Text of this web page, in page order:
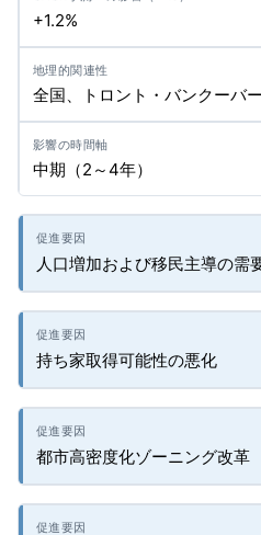
+1.2%
全国、トロント・バンクーバ
中期（2～4年）
人口増加および移民主導の需
持ち家取得可能性の悪化
都市高密度化ゾーニング改革